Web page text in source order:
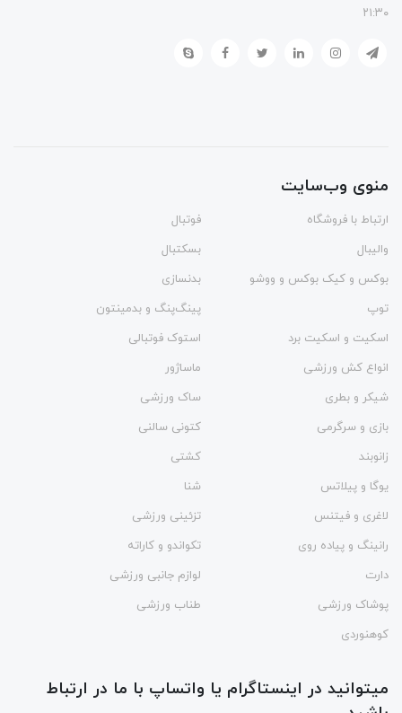
۲۱:۳۰
منوی وب‌سایت
ارتباط با فروشگاه
فوتبال
والیبال
بسکتبال
بوکس و کیک بوکس و ووشو
بدنسازی
توپ
پینگ‌پنگ و بدمينتون
اسکیت و اسکیت برد
استوک فوتبالی
انواع کش ورزشی
ماساژور
شیکر و بطری
ساک ورزشی
بازی و سرگرمی
کتونی سالنی
زانوبند
کشتی
یوگا و پیلاتس
شنا
لاغری و فیتنس
تزئینی ورزشی
رانینگ و پیاده روی
تکواندو و کاراته
دارت
لوازم جانبی ورزشی
پوشاک ورزشی
طناب ورزشی
کوهنوردی
میتوانید در اینستاگرام یا واتساپ با ما در ارتباط